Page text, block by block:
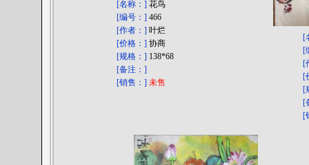
[名称：] 花鸟
[编号：] 466
[作者：] 叶烂
[价格：] 协商
[规格：] 138*68
[备注：]
[销售：] 未售
[
[
[
[
[
[
[